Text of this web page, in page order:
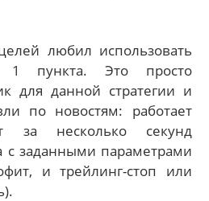
любил использовать
1 пункта. Это просто
для данной стратегии и
по новостям: работает
за несколько секунд
с заданными параметрами
и трейлинг-стоп или